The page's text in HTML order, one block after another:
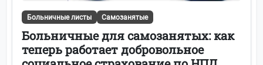
Больничные листы Самозанятые
Больничные для самозанятых: как
теперь работает добровольное